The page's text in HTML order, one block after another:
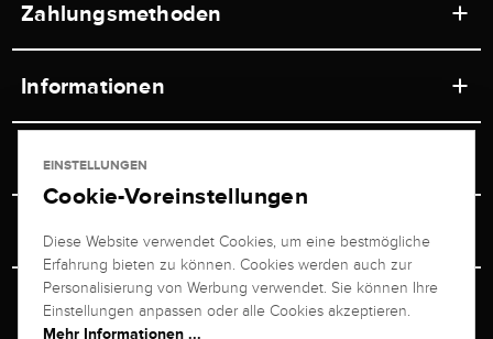
Zahlungsmethoden
Informationen
Ladengeschäft
Versand & Zahlung
Ratgeber
Service
Newsletterabmeldung
Retouren-Service
Juwelier Brogle
Über uns
Unternehmen
Persönlicher Berater
EINSTELLUNGEN
Cookie-Voreinstellungen
Diese Website verwendet Cookies, um eine bestmögliche
Erfahrung bieten zu können. Cookies werden auch zur
Personalisierung von Werbung verwendet. Sie können Ihre
Einstellungen anpassen oder alle Cookies akzeptieren.
Mehr Informationen ...